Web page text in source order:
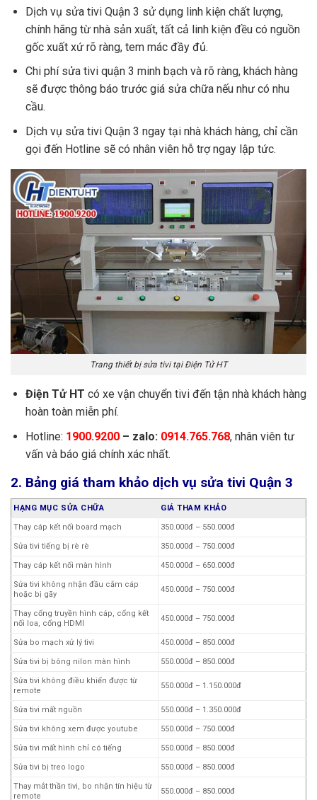
Dịch vụ sửa tivi Quận 3 sử dụng linh kiện chất lượng,
chính hãng từ nhà sản xuất, tất cả linh kiện đều có nguồn
gốc xuất xứ rõ ràng, tem mác đầy đủ.
Chi phí sửa tivi quận 3 minh bạch và rõ ràng, khách hàng
sẽ được thông báo trước giá sửa chữa nếu như có nhu
cầu.
Dịch vụ sửa tivi Quận 3 ngay tại nhà khách hàng, chỉ cần
gọi đến Hotline sẽ có nhân viên hỗ trợ ngay lập tức.
Trang thiết bị sửa tivi tại Điện Tử HT
Điện Tử HT có xe vận chuyển tivi đến tận nhà khách hàng
hoàn toàn miễn phí.
Hotline: 1900.9200 – zalo:0914.765.768, nhân viên tư
vấn và báo giá chính xác nhất.
2. Bảng giá tham khảo dịch vụ sửa tivi Quận 3
HẠNG MỤC SỬA CHỮA GIÁ THAM KHẢO
Thay cáp kết nối board mạch 350.000đ – 550.000đ
Sửa tivi tiếng bị rè rè 350.000đ – 750.000đ
Thay cáp kết nối màn hình 450.000đ – 650.000đ
Sửa tivi không nhận đầu cắm cáp
hoặc bị gãy
450.000đ – 750.000đ
Thay cổng truyền hình cáp, cổng kết
nối loa, cổng HDMI
450.000đ – 750.000đ
Sửa bo mạch xử lý tivi 450.000đ – 850.000đ
Sửa tivi bị bông nilon màn hình 550.000đ – 850.000đ
Sửa tivi không điều khiển được từ
remote
550.000đ – 1.150.000đ
Sửa tivi mất nguồn 550.000đ – 1.350.000đ
Sửa tivi không xem được youtube 550.000đ – 750.000đ
Sửa tivi mất hình chỉ có tiếng 550.000đ – 850.000đ
Sửa tivi bị treo logo 550.000đ – 850.000đ
Thay mắt thần tivi, bo nhận tín hiệu từ
remote
550.000đ – 850.000đ